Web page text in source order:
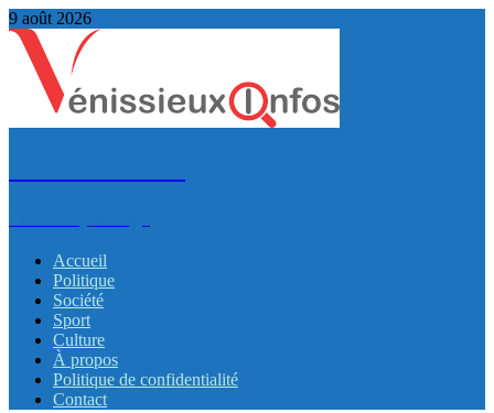
9 août 2026
Accueil
Politique
Société
Sport
Culture
À propos
Politique de confidentialité
Contact